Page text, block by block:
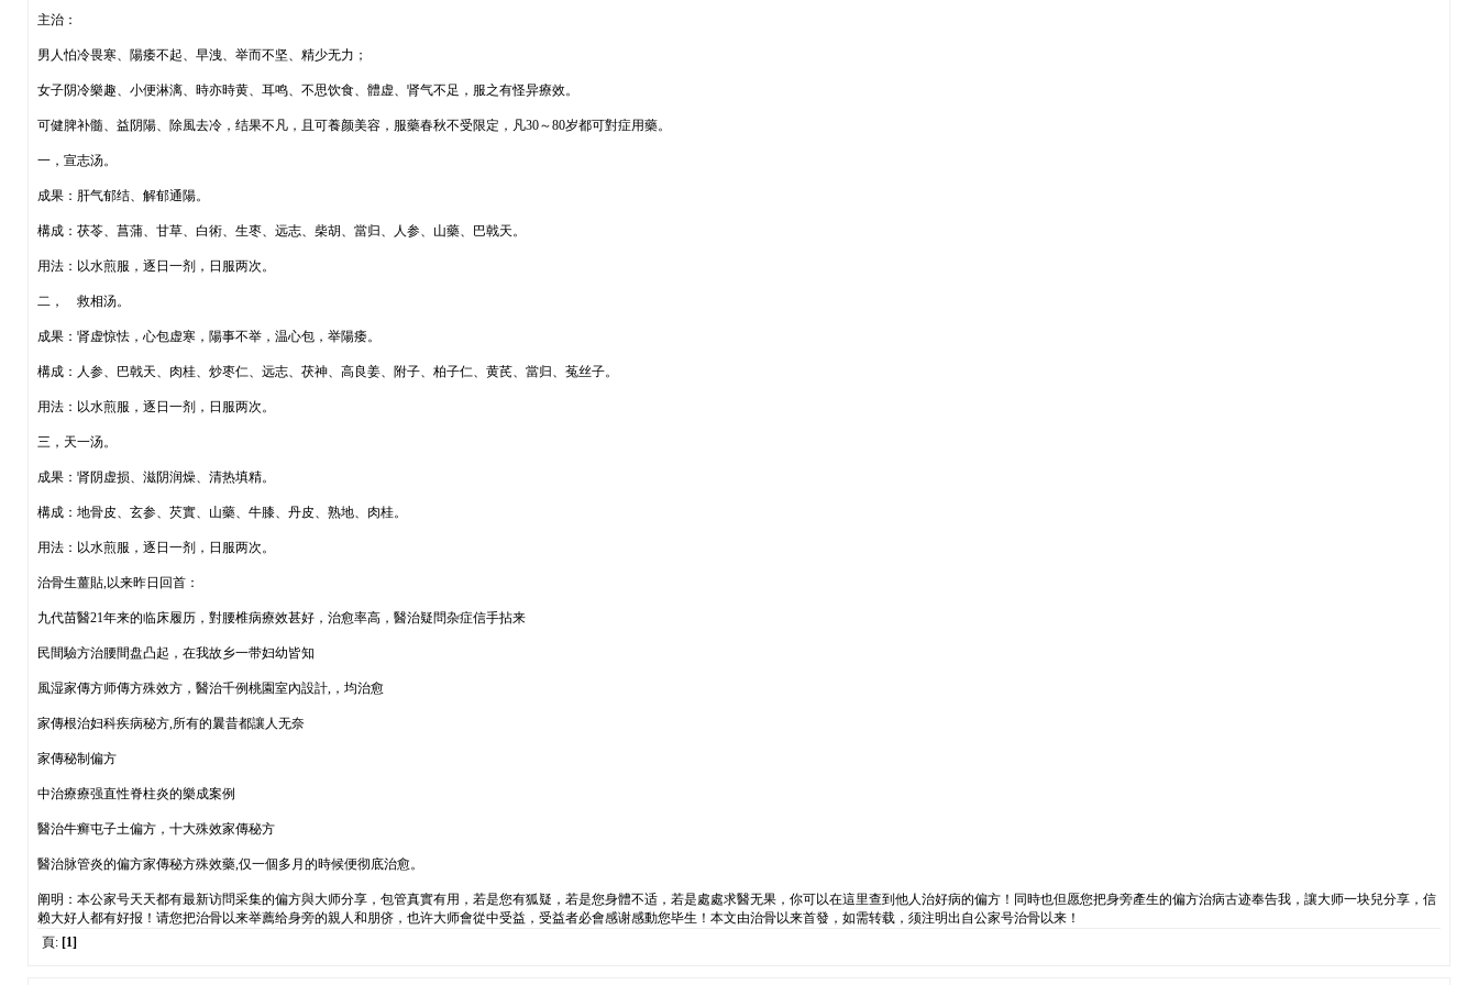
主治：
男人怕冷畏寒、陽痿不起、早洩、举而不坚、精少无力；
女子阴冷樂趣、小便淋漓、時亦時黄、耳鸣、不思饮食、體虚、肾气不足，服之有怪异療效。
可健脾补髓、益阴陽、除風去冷，结果不凡，且可養颜美容，服藥春秋不受限定，凡30～80岁都可對症用藥。
一，宣志汤。
成果：肝气郁结、解郁通陽。
構成：茯苓、菖蒲、甘草、白術、生枣、远志、柴胡、當归、人参、山藥、巴戟天。
用法：以水煎服，逐日一剂，日服两次。
二， 救相汤。
成果：肾虚惊怯，心包虚寒，陽事不举，温心包，举陽痿。
構成：人参、巴戟天、肉桂、炒枣仁、远志、茯神、高良姜、附子、柏子仁、黄芪、當归、菟丝子。
用法：以水煎服，逐日一剂，日服两次。
三，天一汤。
成果：肾阴虚损、滋阴润燥、清热填精。
構成：地骨皮、玄参、芡實、山藥、牛膝、丹皮、熟地、肉桂。
用法：以水煎服，逐日一剂，日服两次。
治骨生薑貼,以来昨日回首：
九代苗醫21年来的临床履历，對腰椎病療效甚好，治愈率高，醫治疑問杂症信手拈来
民間驗方治腰間盘凸起，在我故乡一带妇幼皆知
風湿家傳方师傳方殊效方，醫治千例桃園室內設計,，均治愈
家傳根治妇科疾病秘方,所有的曩昔都讓人无奈
家傳秘制偏方
中治療療强直性脊柱炎的樂成案例
醫治牛癣屯子土偏方，十大殊效家傳秘方
醫治脉管炎的偏方家傳秘方殊效藥,仅一個多月的時候便彻底治愈。
阐明：本公家号天天都有最新访問采集的偏方與大师分享，包管真實有用，若是您有狐疑，若是您身體不适，若是處處求醫无果，你可以在這里查到他人治好病的偏方！同時也但愿您把身旁產生的偏方治病古迹奉告我，讓大师一块兒分享，信
赖大好人都有好报！请您把治骨以来举薦给身旁的親人和朋侪，也许大师會從中受益，受益者必會感谢感動您毕生！本文由治骨以来首發，如需转载，须注明出自公家号治骨以来！
頁: [1]